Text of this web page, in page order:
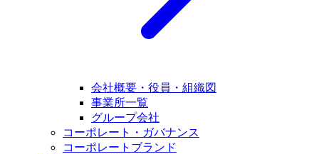
会社概要・役員・組織図
事業所一覧
グループ会社
コーポレート・ガバナンス
コーポレートブランド